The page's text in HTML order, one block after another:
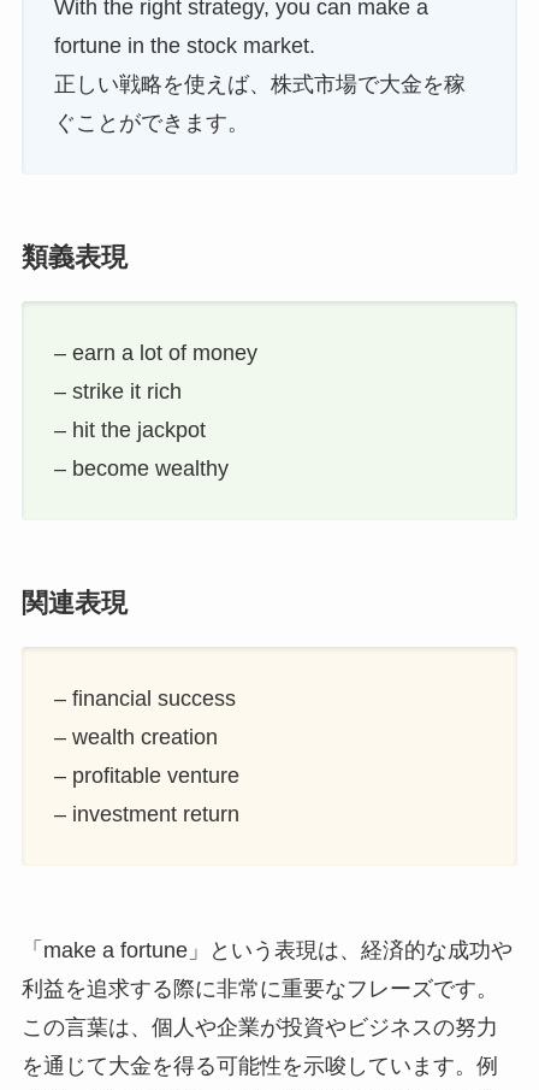
With the right strategy, you can make a
fortune in the stock market.
正しい戦略を使えば、株式市場で大金を稼
ぐことができます。
類義表現
– earn a lot of money
– strike it rich
– hit the jackpot
– become wealthy
関連表現
– financial success
– wealth creation
– profitable venture
– investment return
「make a fortune」という表現は、経済的な成功や
利益を追求する際に非常に重要なフレーズです。
この言葉は、個人や企業が投資やビジネスの努力
を通じて大金を得る可能性を示唆しています。例